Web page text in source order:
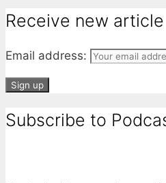
Receive new
Email address:
Subscribe to